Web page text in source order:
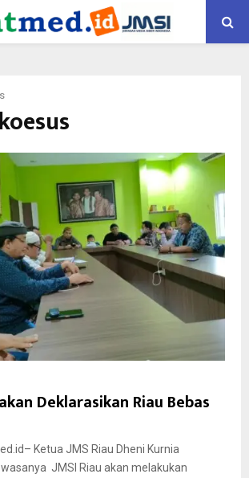
Deklarasikan Riau Bebas
Ketua JMS Riau Dheni Kurnia
JMSI Riau akan melakukan